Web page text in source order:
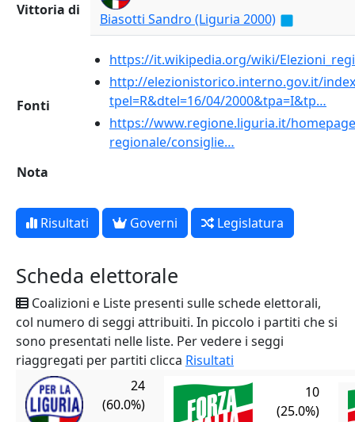
Vittoria di
Biasotti Sandro (Liguria 2000)
Fonti
https://it.wikipedia.org/wiki/
http://elezionistorico.interno.gov.it/
tpel=R&dtel=16/04/2000&tpa=I&tp…
https://www.regione.liguria.it/
regionale/consiglie…
Nota
Risultati Governi Legislatura
Scheda elettorale
Coalizioni e Liste presenti sulle schede elettorali,
col numero di seggi attribuiti. In piccolo i partiti che si
sono presentati nelle liste. Per vedere i seggi
riaggregati per partiti clicca Risultati
24
(60.0%)
10
(25.0%)